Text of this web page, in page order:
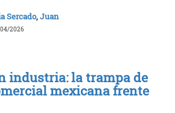
Sercado,Juan
2026
industria: la trampa de
mexicana frente